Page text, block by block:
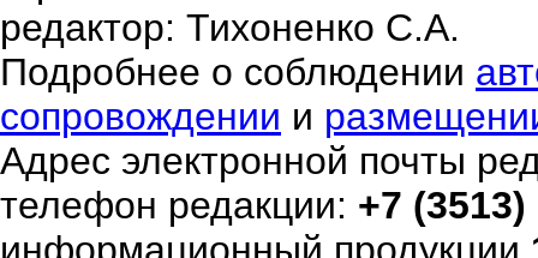
редактор: Тихоненко С.А.
Подробнее о соблюдении
сопровождении и
Адрес электронной почты
телефон редакции: +7